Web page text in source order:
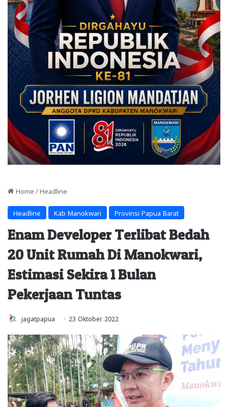
Home / Headline
Headline Kab Manokwari Provinsi Papua Barat
Enam Developer Terlibat Bedah
20 Unit Rumah Di Manokwari,
Estimasi Sekira 1 Bulan
Pekerjaan Tuntas
jagatpapua 23 Oktober 2022